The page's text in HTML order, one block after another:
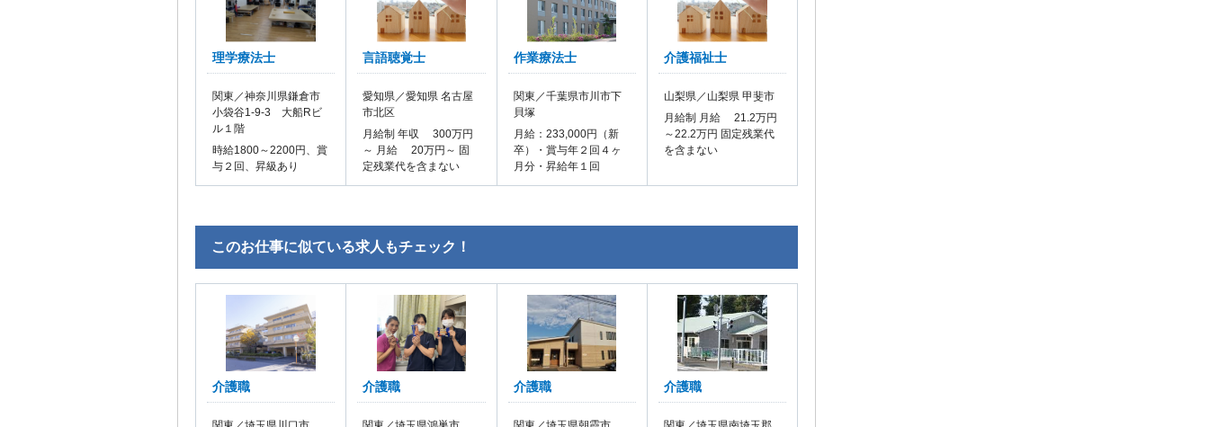
理学療法士
関東／神奈川県鎌倉市
小袋谷1-9-3 大船Rビ
ル１階
時給1800～2200円、賞
与２回、昇級あり
言語聴覚士
愛知県／愛知県 名古屋
市北区
月給制 年収 300万円
～ 月給 20万円～ 固
定残業代を含まない
作業療法士
関東／千葉県市川市下
貝塚
月給：233,000円（新
卒）・賞与年２回４ヶ
月分・昇給年１回
介護福祉士
山梨県／山梨県 甲斐市
月給制 月給 21.2万円
～22.2万円 固定残業代
を含まない
このお仕事に似ている求人もチェック！
介護職 介護職 介護職 介護職